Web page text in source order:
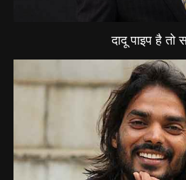
दादू पाइप है तो